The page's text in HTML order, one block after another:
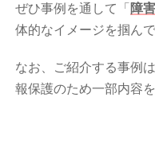
ぜひ事例を通して「 障
体的なイメージを掴んで
なお、ご紹介する事例
報保護のため一部内容